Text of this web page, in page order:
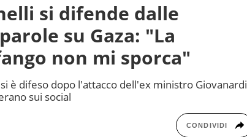
si difende dalle
su Gaza: "La
non mi sporca"
è difeso dopo l'attacco dell'ex ministro Giovanardi
sui social
CONDIVIDI